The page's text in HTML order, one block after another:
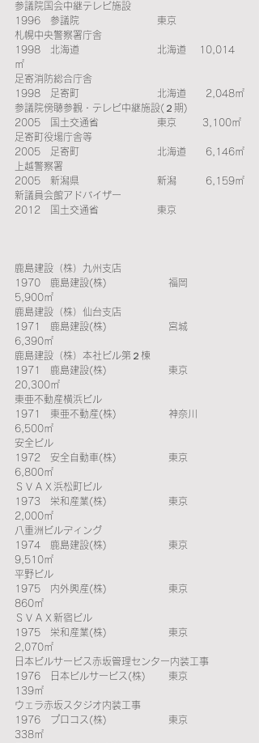
参議院国会中継テレビ施設
1996　参議院　　　　 　　　  東京
札幌中央警察署庁舎
1998　北海道　　　　　　　   北海道    10,014
㎡
足寄消防総合庁舎
1998　足寄町　　　　 　　　  北海道  　 2,048㎡
参議院傍聴参観・テレビ中継施設(２期)
2005　国土交通省　　　　 　  東京        3,100㎡
足寄町役場庁舎等
2005　足寄町　　　　　　 　  北海道 　  6,146㎡
上越警察署
2005　新潟県　　　　  　　 　新潟  　 　6,159㎡
新議員会館アドバイザー
2012　国土交通省　　　　 　  東京
鹿島建設（株）九州支店
1970　鹿島建設(株)　　　　 　　福岡
5,900㎡
鹿島建設（株）仙台支店
1971　鹿島建設(株)　　　　 　　宮城
6,390㎡
鹿島建設（株）本社ビル第２棟
1971　鹿島建設(株)　　　　 　　東京
20,300㎡
東亜不動産横浜ビル
1971　東亜不動産(株)　　　 　　神奈川
6,500㎡
安全ビル
1972　安全自動車(株)　　　 　　東京
6,800㎡
ＳＶＡＸ浜松町ビル
1973　栄和産業(株)　　　　 　　東京
2,000㎡
八重洲ビルディング
1974　鹿島建設(株)　　　　 　　東京
9,510㎡
平野ビル
1975　内外興産(株)　　　　 　　東京
860㎡
ＳＶＡＸ新宿ビル
1975　栄和産業(株)　　　　 　　東京
2,070㎡
日本ビルサービス赤坂管理センター内装工事
1976　日本ビルサービス(株)　　 東京
139㎡
ウェラ赤坂スタジオ内装工事
1976　プロコス(株)　　　　 　   東京
338㎡